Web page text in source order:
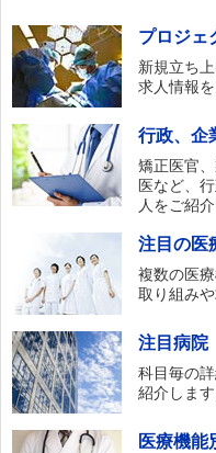
プロジェ
新規立ち
求人情報を
行政、企
矯正医官
医など、
人をご紹介
注目の医
複数の医
取り組み
注目病院
科目毎の
紹介します
医療機能